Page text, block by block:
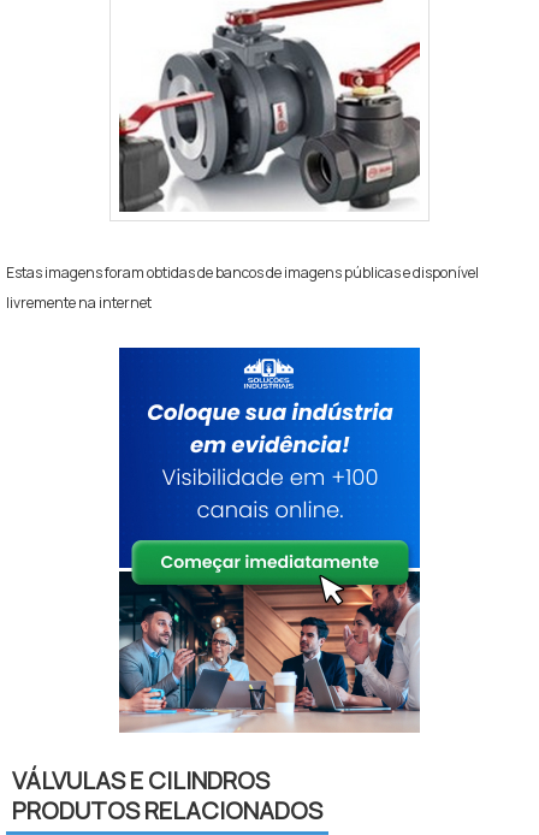
Estas imagens foram obtidas de bancos de imagens públicas e disponível
livremente na internet
VÁLVULAS E CILINDROS
PRODUTOS RELACIONADOS